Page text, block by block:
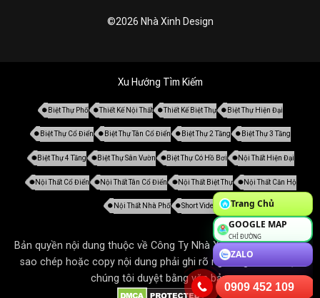
©2026 Nhà Xinh Design
Xu Hướng Tìm Kiếm
Biệt Thự Phố Thiết Kế Nội Thất Thiết Kế Biệt Thự Biệt Thự Hiện Đại
Biệt Thự Cổ Điển Biệt Thự Tân Cổ Điển Biệt Thự 2 Tầng Biệt Thự 3 Tầng
Biệt Thự 4 Tầng Biệt Thự Sân Vườn Biệt Thự Có Hồ Bơi Nội Thất Hiện Đại
Nội Thất Cổ Điển Nội Thất Tân Cổ Điển Nội Thất Biệt Thự Nội Thất Căn Hộ
Nội Thất Nhà Phố Short Video
Bản quyền nội dung thuộc về Công Ty Nhà Xinh. Tất cả mọi thứ
sao chép hoặc copy nội dung phải ghi rõ nguồn gốc và được
chúng tôi duyệt bằng văn bản.
Trang Chủ
GOOGLE MAP
CHỈ ĐƯỜNG
ZALO
0909 452 109